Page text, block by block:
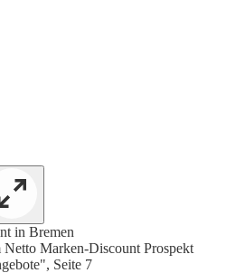
in Bremen
Marken-Discount Prospekt
Seite 7